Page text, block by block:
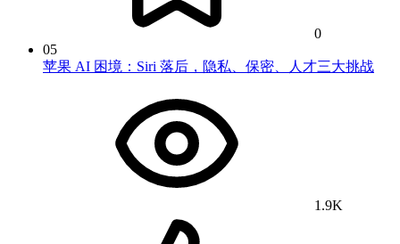
0
05
苹果 AI 困境：Siri 落后，隐私、保密、人才三大挑战
1.9K